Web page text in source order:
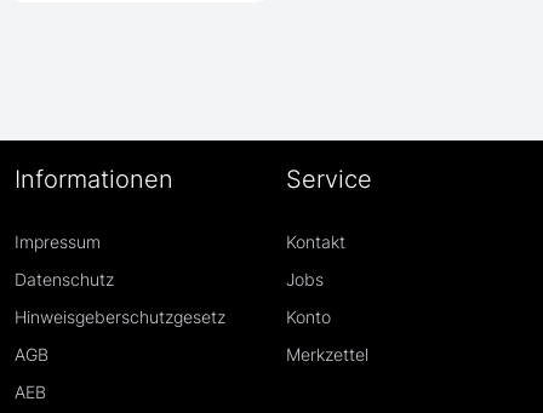
Informationen
Impressum
Datenschutz
Hinweisgeberschutzgesetz
AGB
AEB
Service
Kontakt
Jobs
Konto
Merkzettel